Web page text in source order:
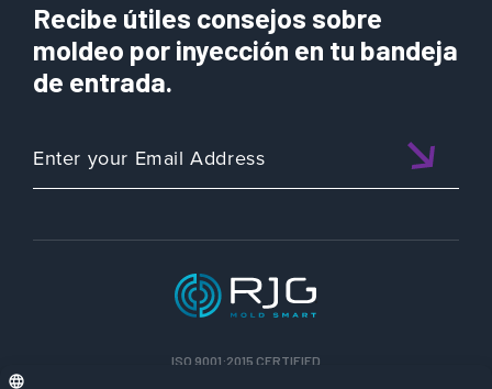
Recibe útiles consejos sobre
moldeo por inyección en tu bandeja
de entrada.
ISO 9001:2015 CERTIFIED